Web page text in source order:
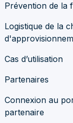
Prévention de la
Logistique de la
Cas d’utilisation
Partenaires
Connexion au
partenaire